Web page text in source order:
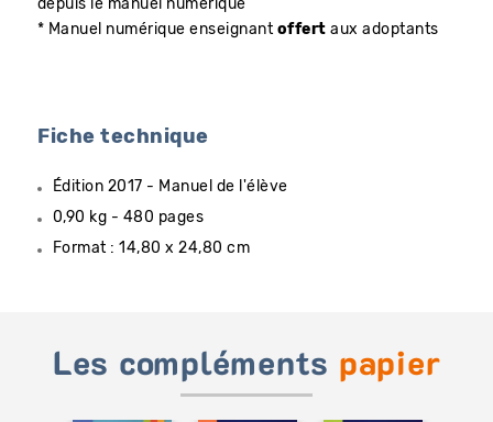
depuis le manuel numérique
* Manuel numérique enseignant offertaux adoptants
Fiche technique
Édition 2017 - Manuel de l'élève
0,90 kg - 480 pages
Format : 14,80 x 24,80 cm
Les compléments papier